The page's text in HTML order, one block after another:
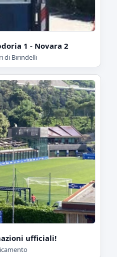
1 - Novara 2
di Birindelli
ufficiali!